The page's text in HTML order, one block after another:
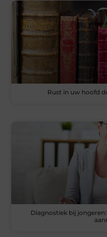
Rust in uw hoofd
Diagnostiek bij